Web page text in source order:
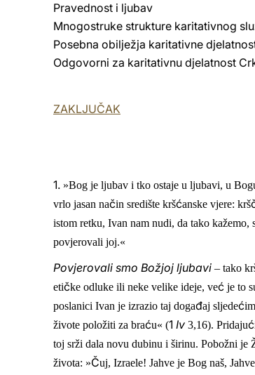
Pravednost i ljubav
Mnogostruke strukture karitativnog
Posebna obilježja karitativne
Odgovorni za karitativnu djelatnost
ZAKLJUČAK
1. »Bog je ljubav i tko ostaje u ljubavi, u
vrlo jasan način središte kršćanske vjere: krš
istom retku, Ivan nam nudi, da tako kažemo,
povjerovali joj.«
Povjerovali smo Božjoj ljubavi – tako
etičke odluke ili neke velike ideje, već je to
poslanici Ivan je izrazio taj događaj sljedeć
živote položiti za braću« (1 Iv 3,16). Pridajuć
toj srži dala novu dubinu i širinu. Pobožni je
života: »Čuj, Izraele! Jahve je Bog naš,